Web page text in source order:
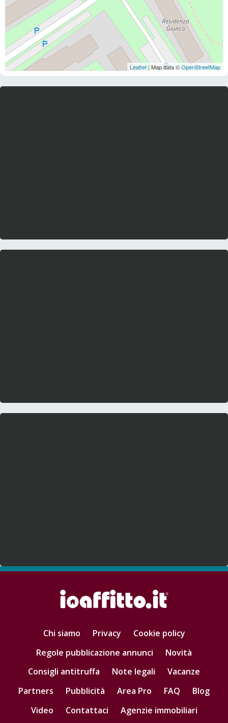
Leaflet | Map data ©OpenStreetMap
Chi siamo Privacy
Cookie policy
Regole pubblicazione annunci
Novità
Consigli antitruffa
Note legali
Vacanze
Partners
Pubblicità Area Pro FAQ
Blog
Video
Contattaci Agenzie immobiliari